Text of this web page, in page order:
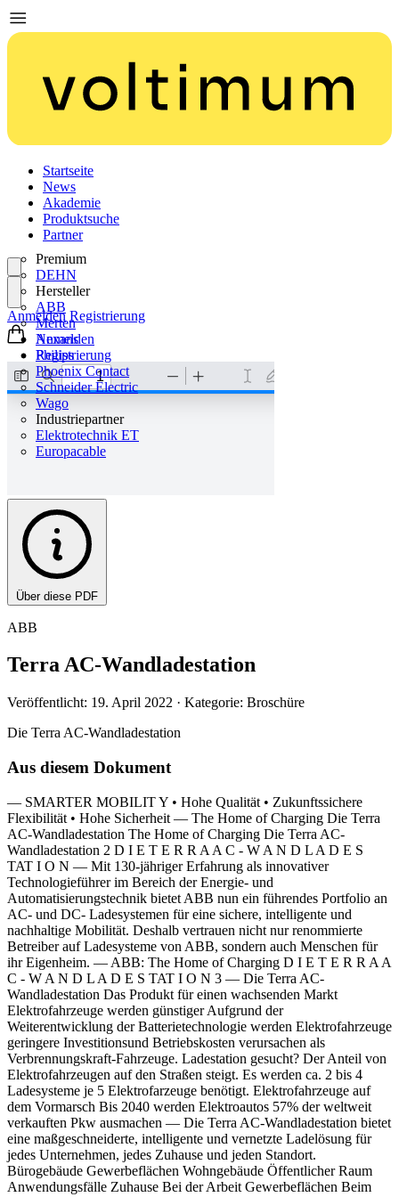
Startseite
News
Akademie
Produktsuche
Partner
Premium
DEHN
Hersteller
ABB
Merten
Nexans
Philips
Phoenix Contact
Schneider Electric
Wago
Industriepartner
Elektrotechnik ET
Europacable
Anmelden
Registrierung
Anmelden Registrierung
Über diese PDF
ABB
Terra AC-Wandladestation
Veröffentlicht: 19. April 2022 · Kategorie: Broschüre
Die Terra AC-Wandladestation
Aus diesem Dokument
— SMARTER MOBILIT Y • Hohe Qualität • Zukunftssichere
Flexibilität • Hohe Sicherheit — The Home of Charging Die Terra
AC-Wandladestation The Home of Charging Die Terra AC-
Wandladestation 2 D I E T E R R A A C - W A N D L A D E S
TAT I O N — Mit 130-jähriger Erfahrung als innovativer
Technologieführer im Bereich der Energie- und
Automatisierungstechnik bietet ABB nun ein führendes Portfolio an
AC- und DC- Ladesystemen für eine sichere, intelligente und
nachhaltige Mobilität. Deshalb vertrauen nicht nur renommierte
Betreiber auf Ladesysteme von ABB, sondern auch Menschen für
ihr Eigenheim. ­—­­ ABB: The Home of Charging D I E T E R R A A
C - W A N D L A D E S TAT I O N 3 — Die Terra AC-
Wandladestation Das Produkt für einen wachsenden Markt
Elektrofahrzeuge werden günstiger Aufgrund der
Weiterentwicklung der Batterietechnologie werden Elektrofahrzeuge
geringere Investitionsund Betriebskosten verursachen als
Verbrennungskraft-Fahrzeuge. Ladestation gesucht? Der Anteil von
Elektrofahrzeugen auf den Straßen steigt. Es werden ca. 2 bis 4
Ladesysteme je 5 Elektrofarzeuge benötigt. Elektrofahrzeuge auf
dem Vormarsch Bis 2040 werden Elektroautos 57% der weltweit
verkauften Pkw ausmachen — Die Terra AC-Wandladestation bietet
eine maßgeschneiderte, intelligente und vernetzte Ladelösung für
jedes Unternehmen, jedes Zuhause und jeden Standort.
Bürogebäude Gewerbeflächen Wohngebäude Öffentlicher Raum
Anwendungsfälle Zuhause Bei der Arbeit Gewerbeflächen Beim